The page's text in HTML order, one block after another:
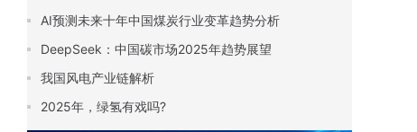
AI预测未来十年中国煤炭行业变革趋势分析
DeepSeek：中国碳市场2025年趋势展望
我国风电产业链解析
2025年，绿氢有戏吗?